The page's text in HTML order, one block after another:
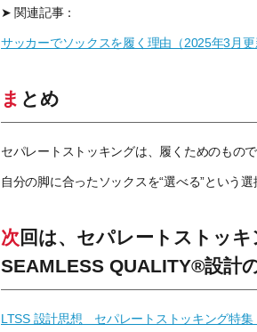
➤ 関連記事：
サッカーでソックスを履く理由（2025年3 月更
まとめ
セパレートストッキングは、履くためのもので
自分の脚に合ったソックスを“選べる”という選
次回は、セパレートストッキングは“接合部”で差が出る──LTSS
SEAMLESS QUALITY®設計
LTSS 設計思想 セパレートストッキング特